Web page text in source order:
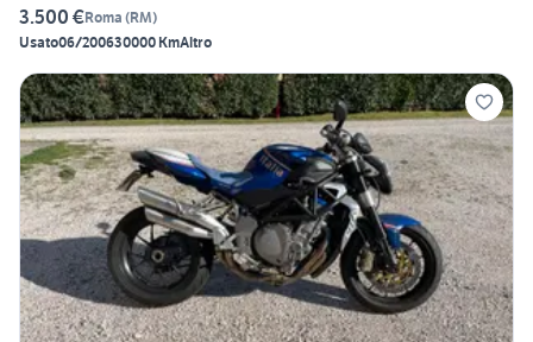
3.500 €Roma (RM)
Usato06/200630000 KmAltro